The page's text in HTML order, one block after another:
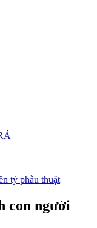
tỷ phẫu thuật
con người